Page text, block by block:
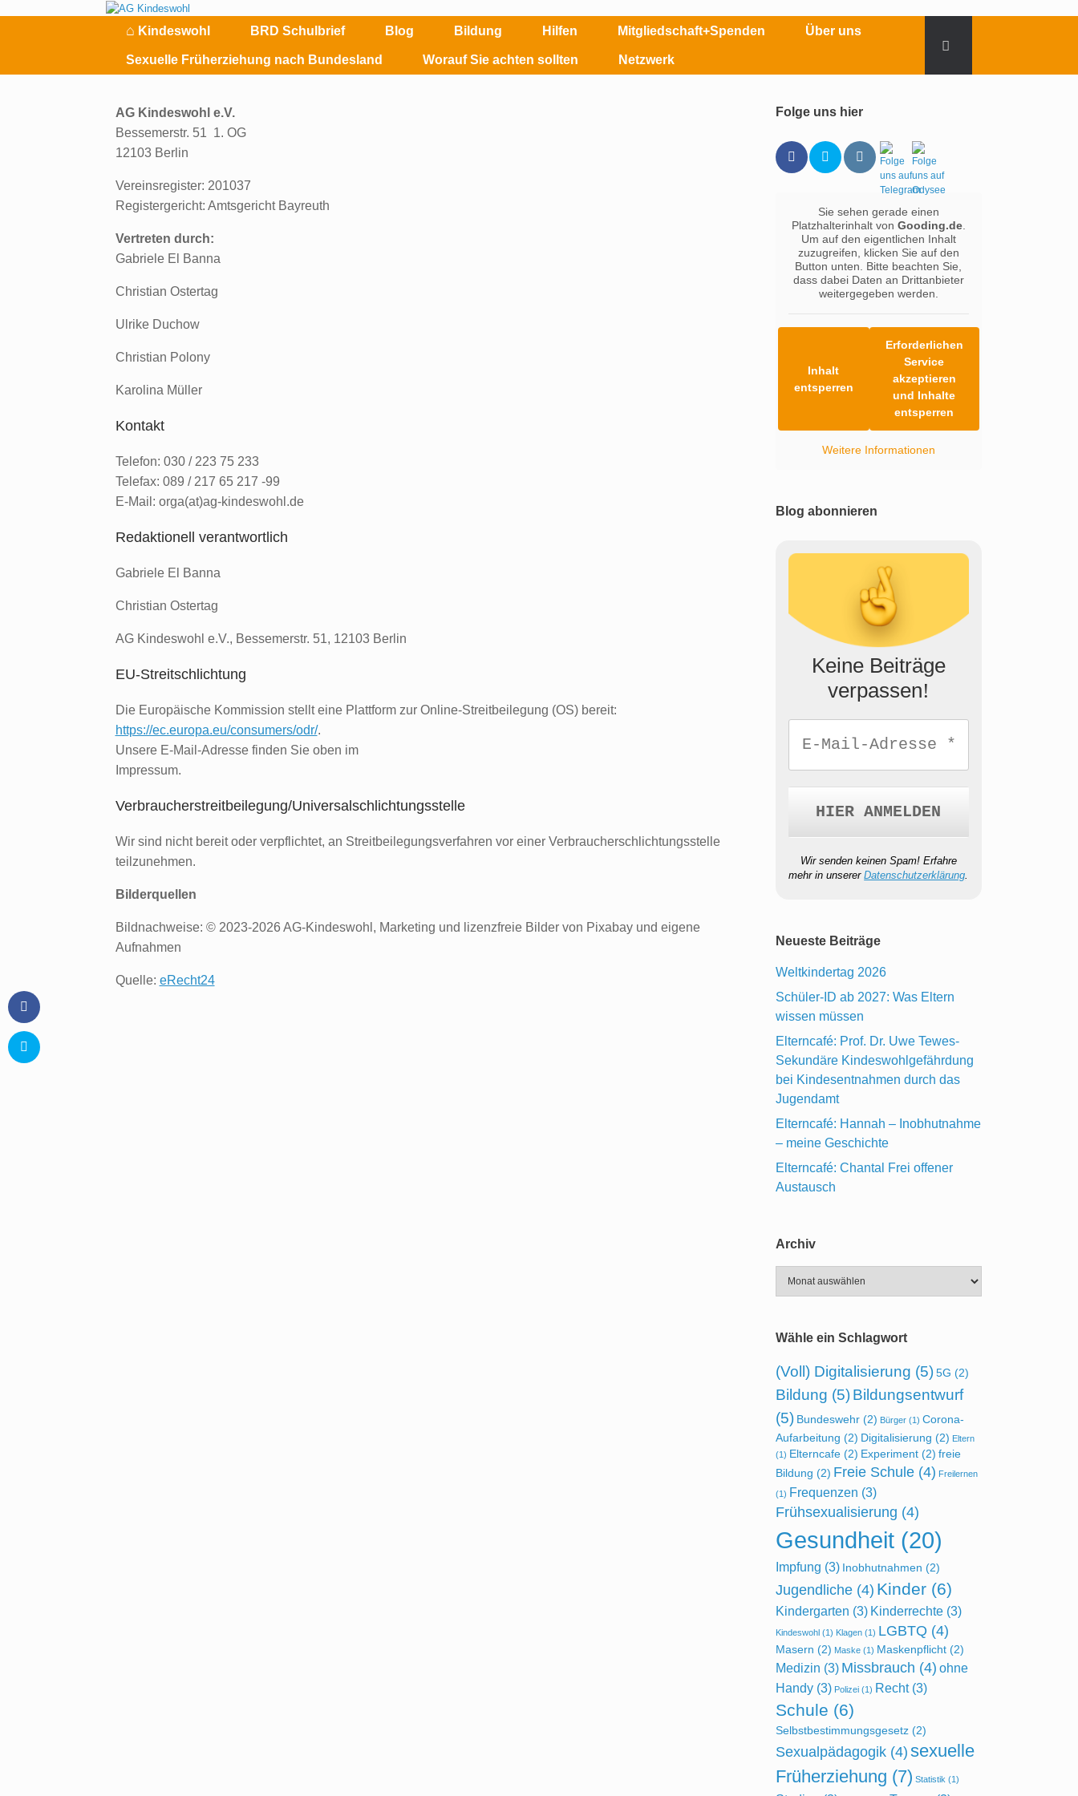
⌂ Kindeswohl BRD Schulbrief Blog Bildung Hilfen Mitgliedschaft+Spenden Über uns
Sexuelle Früherziehung nach Bundesland Worauf Sie achten sollten Netzwerk
AG Kindeswohl e.V.
Bessemerstr. 51 1. OG
12103 Berlin
Vereinsregister: 201037
Registergericht: Amtsgericht Bayreuth
Vertreten durch:
Gabriele El Banna
Christian Ostertag
Ulrike Duchow
Christian Polony
Karolina Müller
Kontakt
Telefon: 030 / 223 75 233
Telefax: 089 / 217 65 217 -99
E-Mail: orga(at)ag-kindeswohl.de
Redaktionell verantwortlich
Gabriele El Banna
Christian Ostertag
AG Kindeswohl e.V., Bessemerstr. 51, 12103 Berlin
EU-Streitschlichtung
Die Europäische Kommission stellt eine Plattform zur Online-Streitbeilegung (OS) bereit:
https://ec.europa.eu/consumers/odr/.
Unsere E-Mail-Adresse finden Sie oben im
Impressum.
Verbraucher­streit­beilegung/Universal­schlichtungs­stelle
Wir sind nicht bereit oder verpflichtet, an Streitbeilegungsverfahren vor einer Verbraucherschlichtungsstelle
teilzunehmen.
Bilderquellen
Bildnachweise: © 2023-2026 AG-Kindeswohl, Marketing und lizenzfreie Bilder von Pixabay und eigene
Aufnahmen
Quelle: eRecht24
Folge uns hier
Sie sehen gerade einen
Platzhalterinhalt von Gooding.de.
Um auf den eigentlichen Inhalt
zuzugreifen, klicken Sie auf den
Button unten. Bitte beachten Sie,
dass dabei Daten an Drittanbieter
weitergegeben werden.
Inhalt
entsperren
Erforderlichen
Service
akzeptieren
und Inhalte
entsperren
Weitere Informationen
Blog abonnieren
Keine Beiträge
verpassen!
Wir senden keinen Spam! Erfahre
mehr in unsererDatenschutzerklärung.
Neueste Beiträge
Weltkindertag 2026
Schüler-ID ab 2027: Was Eltern
wissen müssen
Elterncafé: Prof. Dr. Uwe Tewes-
Sekundäre Kindeswohlgefährdung
bei Kindesentnahmen durch das
Jugendamt
Elterncafé: Hannah – Inobhutnahme
– meine Geschichte
Elterncafé: Chantal Frei offener
Austausch
Archiv
Wähle ein Schlagwort
(Voll) Digitalisierung (5)5G (2)
Bildung (5)Bildungsentwurf
(5) Bundeswehr(2) Bürger(1) Corona-
Aufarbeitung (2) Digitalisierung (2) Eltern
(1) Elterncafe(2) Experiment(2) freie
Bildung (2) Freie Schule(4) Freilernen
(1) Frequenzen (3)
Frühsexualisierung (4)
Gesundheit(20)
Impfung (3) Inobhutnahmen (2)
Jugendliche(4) Kinder(6)
Kindergarten (3) Kinderrechte(3)
Kindeswohl(1) Klagen(1) LGBTQ (4)
Masern (2) Maske(1) Maskenpflicht(2)
Medizin (3) Missbrauch (4) ohne
Handy(3) Polizei(1) Recht(3)
Schule (6)
Selbstbestimmungsgesetz(2)
Sexualpädagogik(4) sexuelle
Früherziehung (7) Statistik (1)